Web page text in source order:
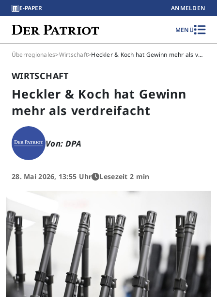
E-PAPER ANMELDEN
MENÜ
Überregionales>Wirtschaft> Heckler & Koch hat Gewinn mehr als verdreifacht
WIRTSCHAFT
Heckler & Koch hat Gewinn
mehr als verdreifacht
Von: DPA
28. Mai 2026, 13:55 Uhr Lesezeit 2 min